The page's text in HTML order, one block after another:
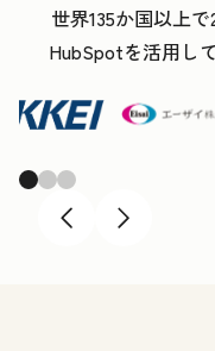
世界135か国以上
HubSpotを活用し
PreviousNext